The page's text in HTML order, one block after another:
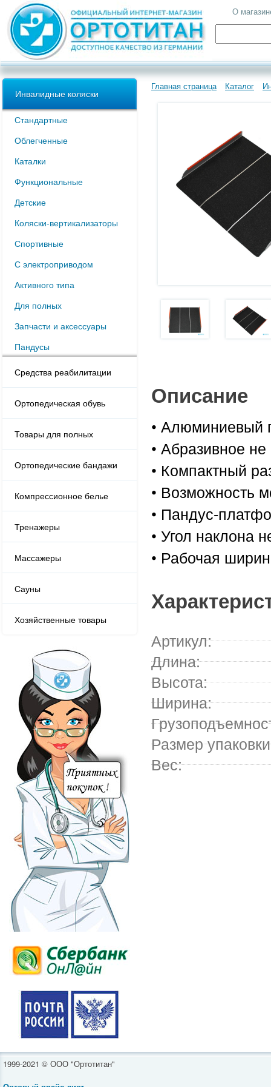
О
Инвалидные коляски
Стандартные
Облегченные
Каталки
Функциональные
Детские
Коляски-вертикализаторы
Спортивные
С электроприводом
Активного типа
Для полных
Запчасти и аксессуары
Пандусы
Средства реабилитации
Ортопедическая обувь
Товары для полных
Ортопедические бандажи
Компрессионное белье
Тренажеры
Массажеры
Сауны
Хозяйственные товары
Главная страница Каталог
Описание
• Алюминиевый
• Абразивное
• Компактный
• Возможность
• Пандус-
• Угол наклона
• Рабочая
Артикул:
Длина:
Высота:
Ширина:
Размер
Вес:
1999-2021 © ООО "Ортотитан"